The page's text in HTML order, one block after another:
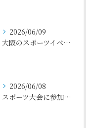
2026/06/09
大阪のスポーツイベント市場｜2026年のトレンドと注目競技
2026/06/08
スポーツ大会に参加すると人生が変わる？リアルな体験談まとめ